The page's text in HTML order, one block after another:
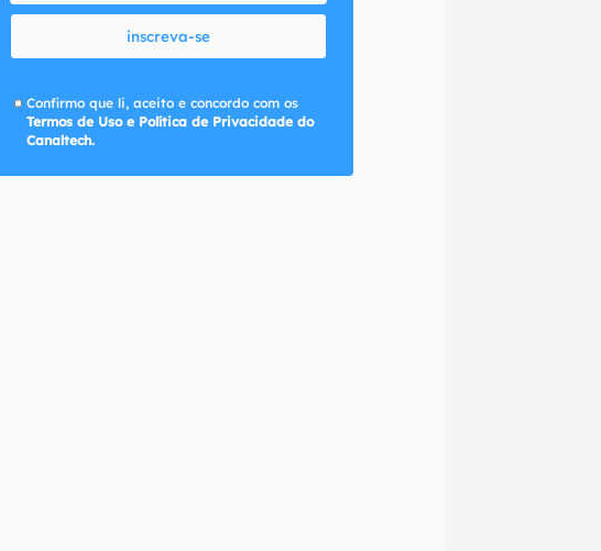
inscreva-se
Confirmo que li, aceito e concordo com os
Termos de Uso e Política de Privacidade do
Canaltech.